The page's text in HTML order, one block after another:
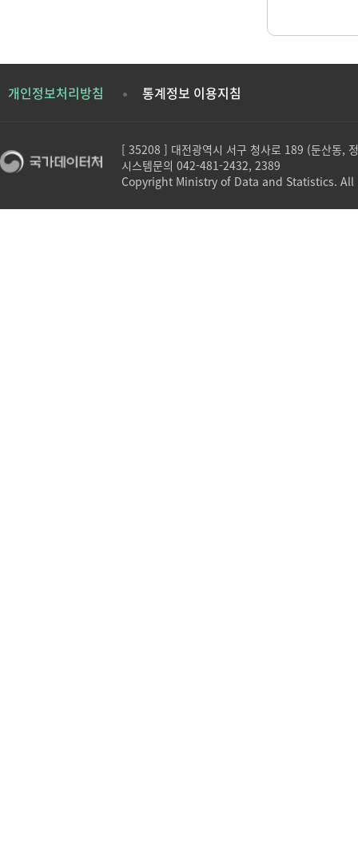
개인정보처리방침 통계정보 이용지침
[ 35208 ] 대전광역시 서구 청사로 189 (둔산동,
시스템문의 042-481-2432, 2389
Copyright Ministry of Data and Statistics.